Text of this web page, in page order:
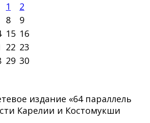
1
2
8
9
15 16
22 23
29 30
издание «64 параллель
Карелии и Костомукши